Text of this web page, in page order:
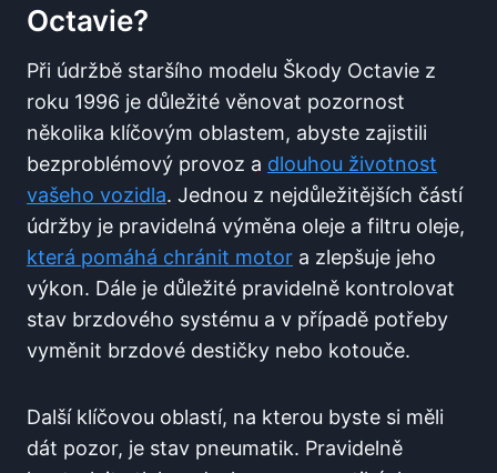
Octavie?
Při údržbě staršího modelu Škody Octavie z
roku 1996 je důležité věnovat pozornost
několika klíčovým oblastem, abyste zajistili
bezproblémový provoz a dlouhou životnost
vašeho vozidla. Jednou z nejdůležitějších částí
údržby je pravidelná výměna oleje a filtru oleje,
která pomáhá chránit motor a zlepšuje jeho
výkon. Dále je důležité pravidelně kontrolovat
stav brzdového systému a v případě potřeby
vyměnit brzdové destičky nebo kotouče.
Další klíčovou oblastí, na kterou byste si měli
dát pozor, je stav pneumatik. Pravidelně